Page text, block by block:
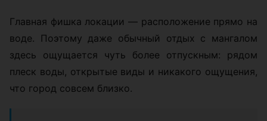
Главная фишка локации — расположение прямо на
воде. Поэтому даже обычный отдых с мангалом
здесь ощущается чуть более отпускным: рядом
плеск воды, открытые виды и никакого ощущения,
что город совсем близко.